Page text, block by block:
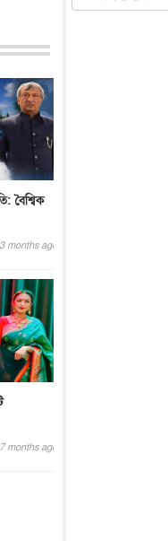
বৈশ্বিক
3 months ago
7 months ago